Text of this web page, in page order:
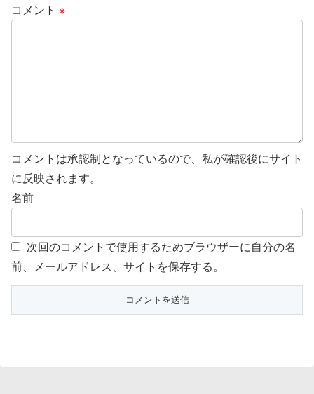
コメント ※
コメントは承認制となっているので、私が確認後にサイト
に反映されます。
名前
次回のコメントで使用するためブラウザーに自分の名
前、メールアドレス、サイトを保存する。